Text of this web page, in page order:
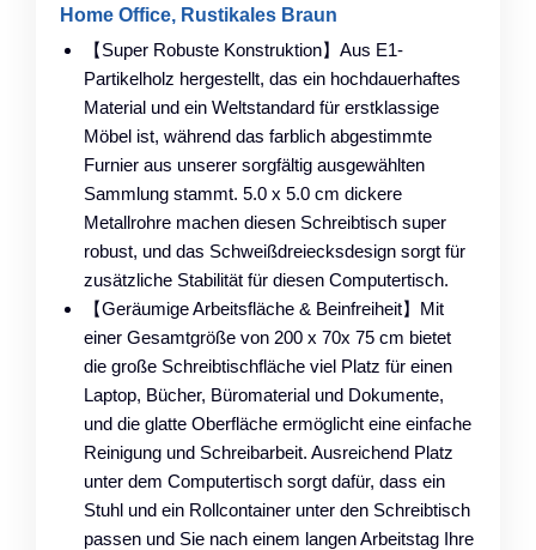
Home Office, Rustikales Braun
【Super Robuste Konstruktion】Aus E1-
Partikelholz hergestellt, das ein hochdauerhaftes
Material und ein Weltstandard für erstklassige
Möbel ist, während das farblich abgestimmte
Furnier aus unserer sorgfältig ausgewählten
Sammlung stammt. 5.0 x 5.0 cm dickere
Metallrohre machen diesen Schreibtisch super
robust, und das Schweißdreiecksdesign sorgt für
zusätzliche Stabilität für diesen Computertisch.
【Geräumige Arbeitsfläche & Beinfreiheit】Mit
einer Gesamtgröße von 200 x 70x 75 cm bietet
die große Schreibtischfläche viel Platz für einen
Laptop, Bücher, Büromaterial und Dokumente,
und die glatte Oberfläche ermöglicht eine einfache
Reinigung und Schreibarbeit. Ausreichend Platz
unter dem Computertisch sorgt dafür, dass ein
Stuhl und ein Rollcontainer unter den Schreibtisch
passen und Sie nach einem langen Arbeitstag Ihre